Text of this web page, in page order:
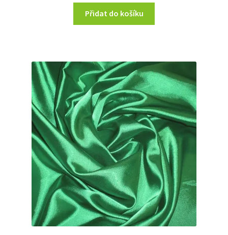
Přidat do košíku